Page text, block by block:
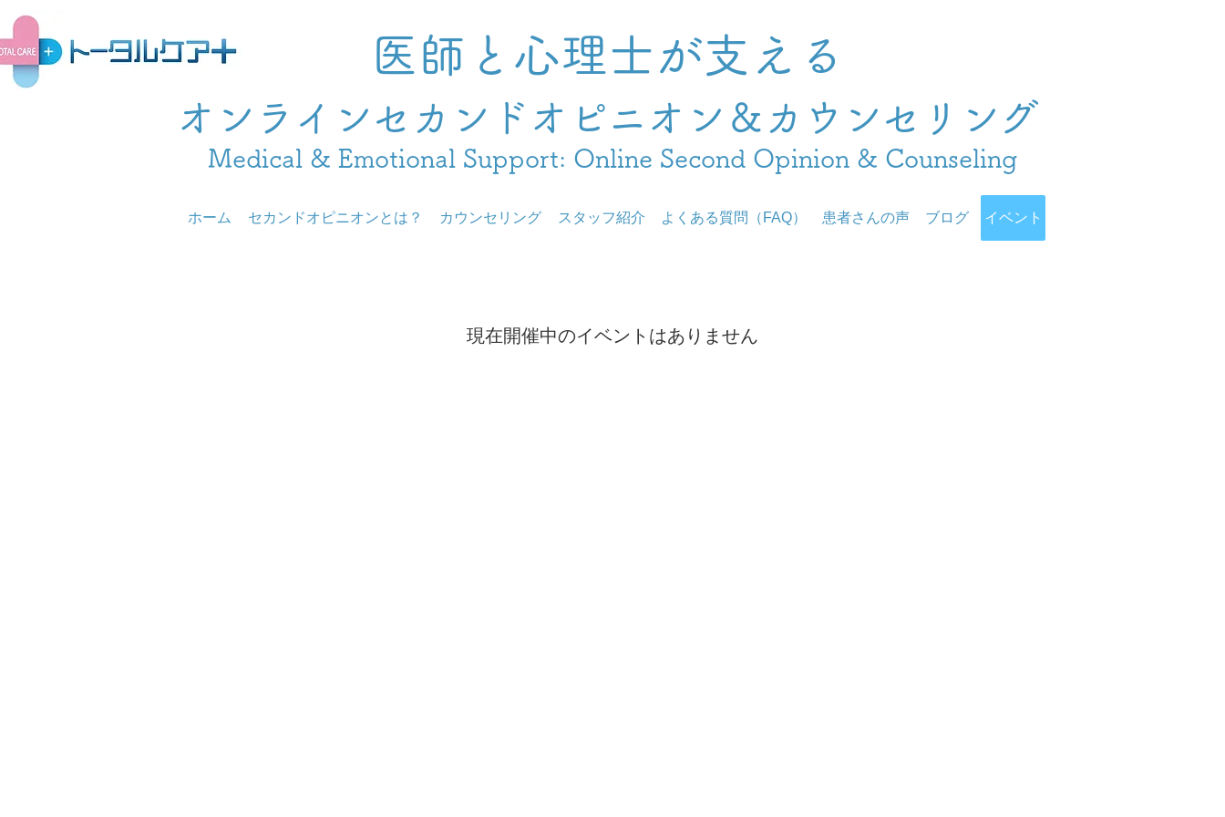
医師と心理士が支える
オンラインセカンドオピニオン＆カウンセリング
Medical & Emotional Support: Online Second Opinion & Counseling
ホーム セカンドオピニオンとは？ カウンセリング スタッフ紹介 よくある質問（FAQ） 患者さんの声 ブログ イベント
現在開催中のイベントはありません